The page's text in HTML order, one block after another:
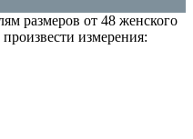
размеров от 48 женского
измерения: